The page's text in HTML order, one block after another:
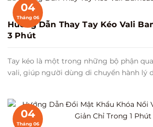
04
Tháng 06
Hướng Dẫn Thay Tay Kéo Vali
3 Phút
Tay kéo là một trong những bộ phận
vali, giúp người dùng di chuyển hành lý
04
Tháng 06